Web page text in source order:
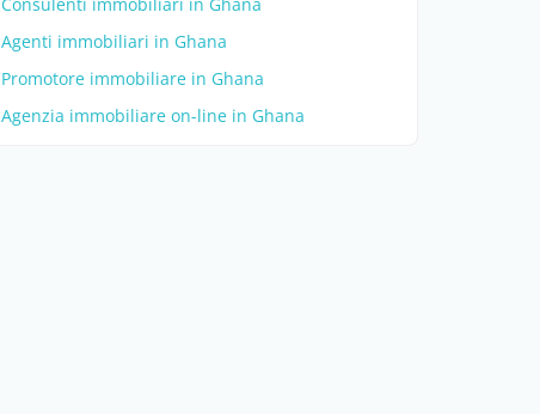
Agenti immobiliari in Ghana
Promotore immobiliare in Ghana
Agenzia immobiliare on-line in Ghana